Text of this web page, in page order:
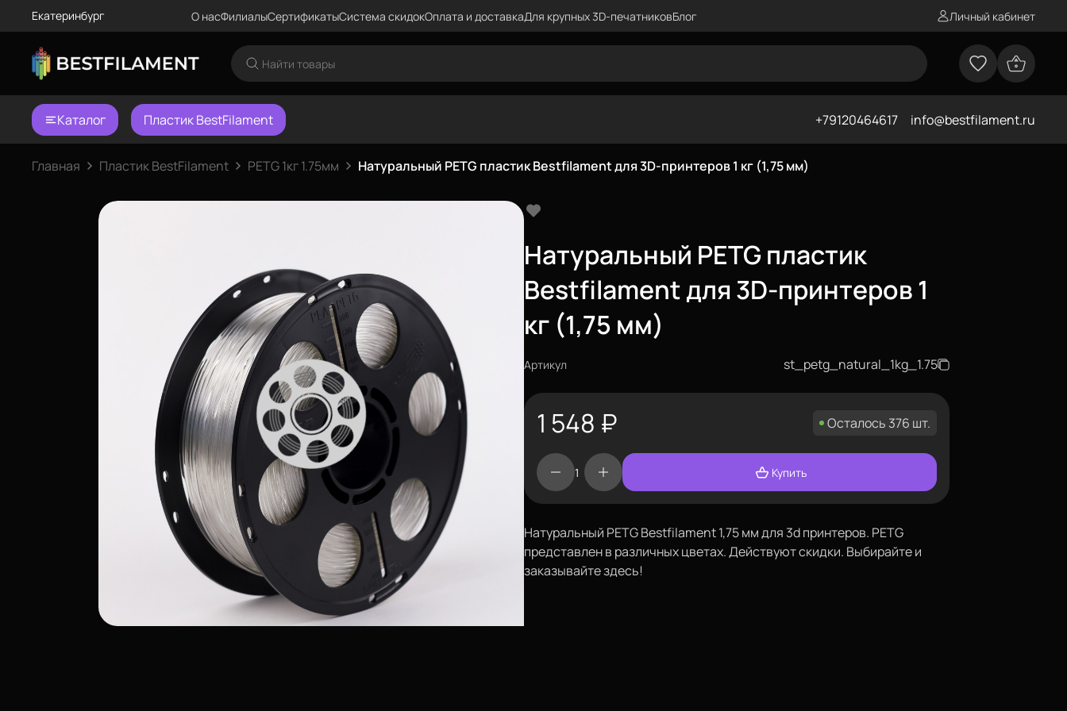
Екатеринбург О насФилиалыСертификатыСистема скидокОплата и доставкаДля крупных 3D-печатниковБлог Личный кабинет
Каталог Пластик BestFilament +79120464617 info@bestfilament.ru
Главная Пластик BestFilament PETG 1кг 1.75мм Натуральный PETG пластик Bestfilament для 3D-принтеров 1 кг (1,75 мм)
Натуральный PETG пластик
Bestfilament для 3D-принтеров 1
кг (1,75 мм)
Артикул st_petg_natural_1kg_1.75
1 548 ₽ Осталось 376 шт.
Купить
Натуральный PETG Bestfilament 1,75 мм для 3d принтеров. PETG
представлен в различных цветах. Действуют скидки. Выбирайте и
заказывайте здесь!